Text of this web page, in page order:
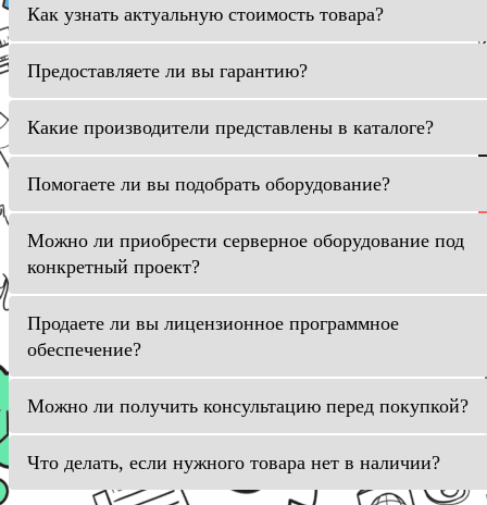
Как узнать актуальную стоимость товара?
Предоставляете ли вы гарантию?
Какие производители представлены в каталоге?
Помогаете ли вы подобрать оборудование?
Можно ли приобрести серверное оборудование под
конкретный проект?
Продаете ли вы лицензионное программное
обеспечение?
Можно ли получить консультацию перед покупкой?
Что делать, если нужного товара нет в наличии?